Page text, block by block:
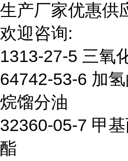
生产厂家优惠供
欢迎咨询:
1313-27-5 三氧
64742-53-6 加
烷馏分油
32360-05-7 甲
酯